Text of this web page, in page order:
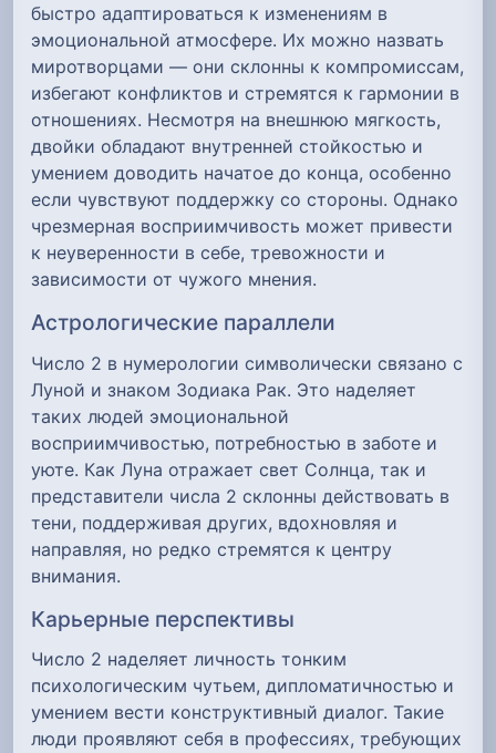
быстро адаптироваться к изменениям в
эмоциональной атмосфере. Их можно назвать
миротворцами — они склонны к компромиссам,
избегают конфликтов и стремятся к гармонии в
отношениях. Несмотря на внешнюю мягкость,
двойки обладают внутренней стойкостью и
умением доводить начатое до конца, особенно
если чувствуют поддержку со стороны. Однако
чрезмерная восприимчивость может привести
к неуверенности в себе, тревожности и
зависимости от чужого мнения.
Астрологические параллели
Число 2 в нумерологии символически связано с
Луной и знаком Зодиака Рак. Это наделяет
таких людей эмоциональной
восприимчивостью, потребностью в заботе и
уюте. Как Луна отражает свет Солнца, так и
представители числа 2 склонны действовать в
тени, поддерживая других, вдохновляя и
направляя, но редко стремятся к центру
внимания.
Карьерные перспективы
Число 2 наделяет личность тонким
психологическим чутьем, дипломатичностью и
умением вести конструктивный диалог. Такие
люди проявляют себя в профессиях, требующих